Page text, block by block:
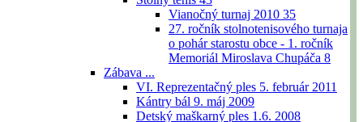
Vianočný turnaj 2010 35
27. ročník stolnotenisového turnaja
o pohár starostu obce - 1. ročník
Memoriál Miroslava Chupáča 8
Zábava ...
VI. Reprezentačný ples 5. február 2011
Kántry bál 9. máj 2009
Detský maškarný ples 1.6. 2008